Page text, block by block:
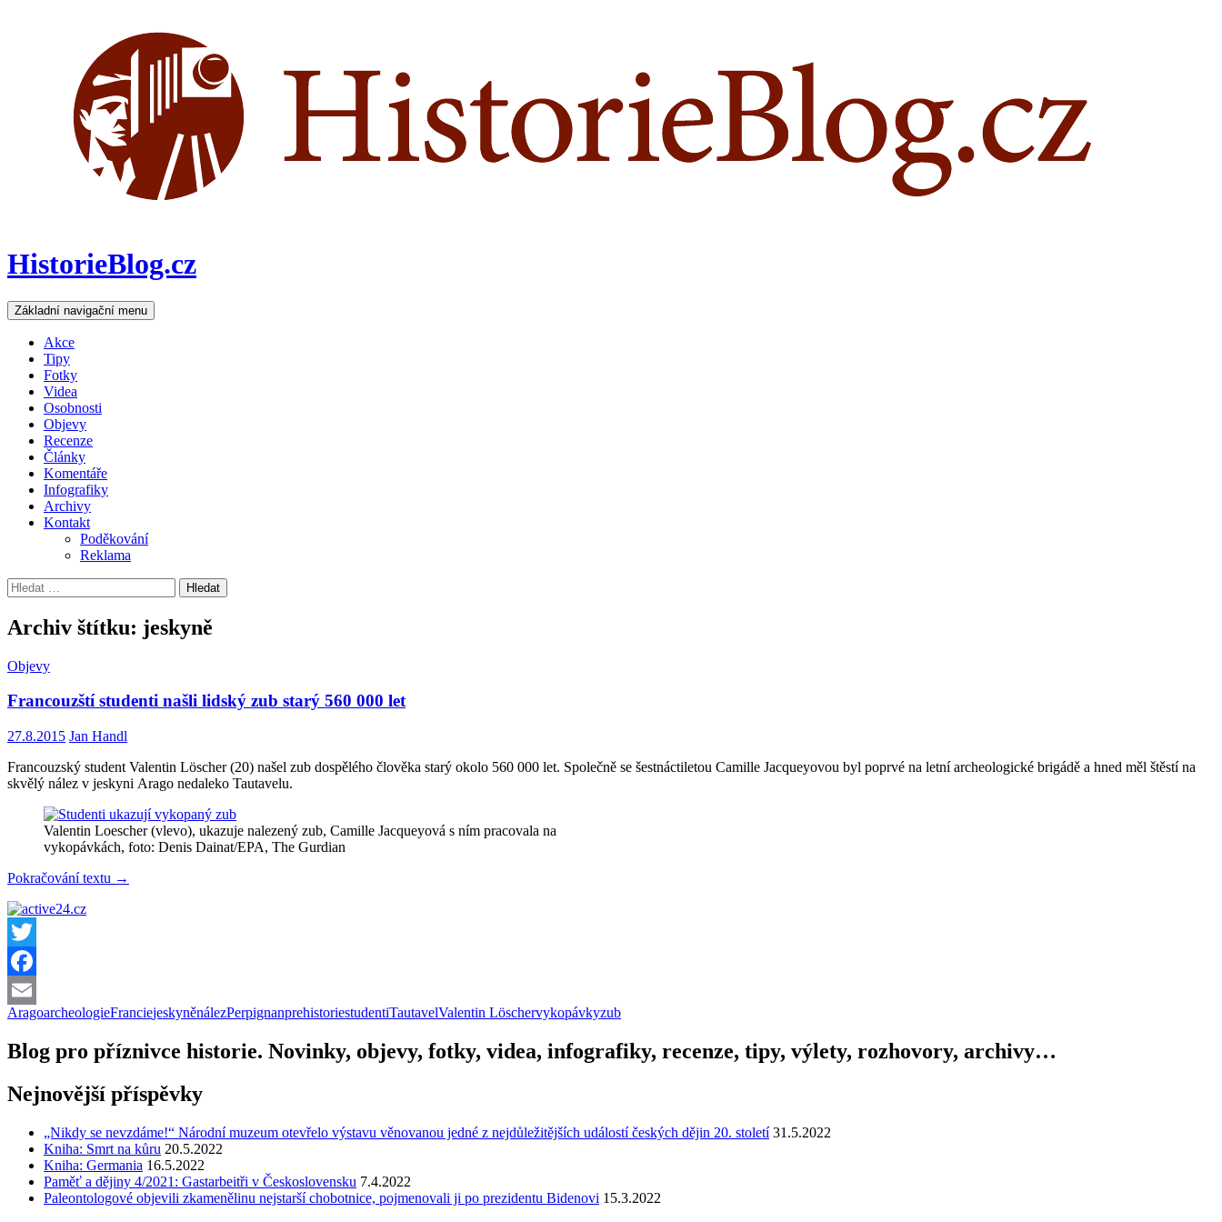
HistorieBlog.cz
Hledat
Základní navigační menu Přejít
k
Akce
Tipy
Fotky
Videa
Osobnosti
Objevy
Recenze
Články
Komentáře
Infografiky
Archivy
Kontakt
Poděkování
Reklama
Vyhledávání
Archiv štítku: jeskyně
Objevy
Francouzští studenti našli lidský zub starý 560 000 let
27.8.2015 Jan Handl
Francouzský student Valentin Löscher (20) našel zub dospělého člověka starý okolo 560 000 let. Společně se šestnáctiletou Camille Jacqueyovou byl poprvé na letní archeologické brigádě a hned měl štěstí na
skvělý nález v jeskyni Arago nedaleko Tautavelu.
Valentin Loescher (vlevo), ukazuje nalezený zub, Camille Jacqueyová s ním pracovala na
vykopávkách, foto: Denis Dainat/EPA, The Gurdian
Pokračování textu Francouzští
let
→
Twitter
Facebook
Email
AragoarcheologieFranciejeskyněnálezPerpignanprehistoriestudentiTautavelValentin Löschervykopávkyzub
Blog pro příznivce historie. Novinky, objevy, fotky, videa, infografiky, recenze, tipy, výlety, rozhovory, archivy…
Nejnovější příspěvky
„Nikdy se nevzdáme!“ Národní muzeum otevřelo výstavu věnovanou jedné z nejdůležitějších událostí českých dějin 20. století 31.5.2022
Kniha: Smrt na kůru 20.5.2022
Kniha: Germania 16.5.2022
Paměť a dějiny 4/2021: Gastarbeitři v Československu 7.4.2022
Paleontologové objevili zkamenělinu nejstarší chobotnice, pojmenovali ji po prezidentu Bidenovi 15.3.2022